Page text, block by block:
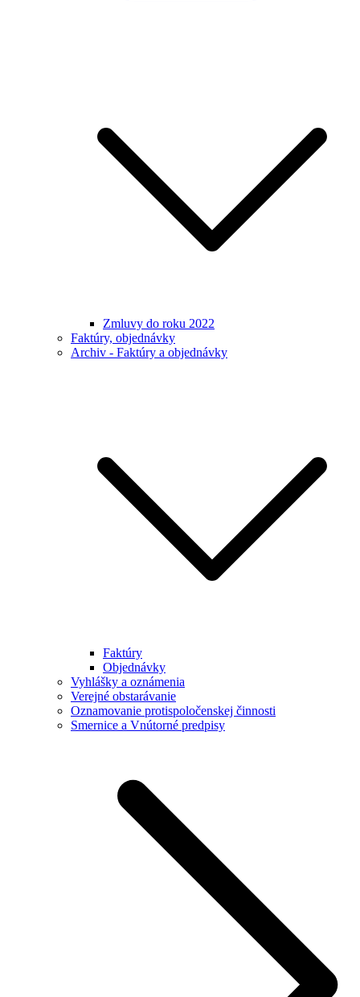
Zmluvy do roku 2022
Faktúry, objednávky
Archiv - Faktúry a objednávky
Faktúry
Objednávky
Vyhlášky a oznámenia
Verejné obstarávanie
Oznamovanie protispoločenskej činnosti
Smernice a Vnútorné predpisy